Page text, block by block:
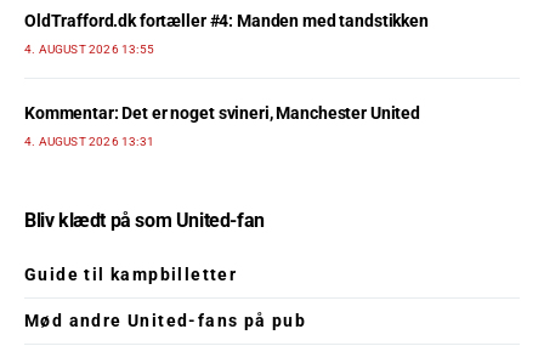
OldTrafford.dk fortæller #4: Manden med tandstikken
4. AUGUST 2026 13:55
Kommentar: Det er noget svineri, Manchester United
4. AUGUST 2026 13:31
Bliv klædt på som United-fan
Guide til kampbilletter
Mød andre United-fans på pub